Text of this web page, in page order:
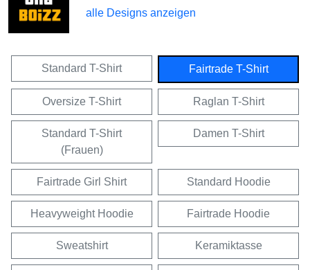
alle Designs anzeigen
Standard T-Shirt Fairtrade T-Shirt
Oversize T-Shirt Raglan T-Shirt
Standard T-Shirt
(Frauen)
Damen T-Shirt
Fairtrade Girl Shirt Standard Hoodie
Heavyweight Hoodie Fairtrade Hoodie
Sweatshirt Keramiktasse